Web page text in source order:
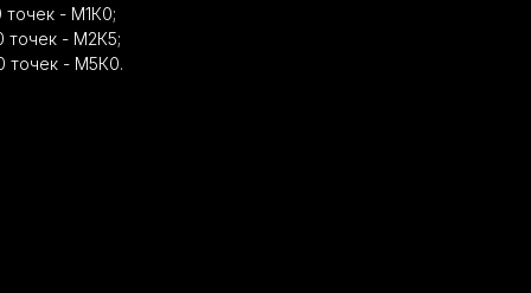
точек - М1К0;
точек - М2К5;
точек - М5К0.